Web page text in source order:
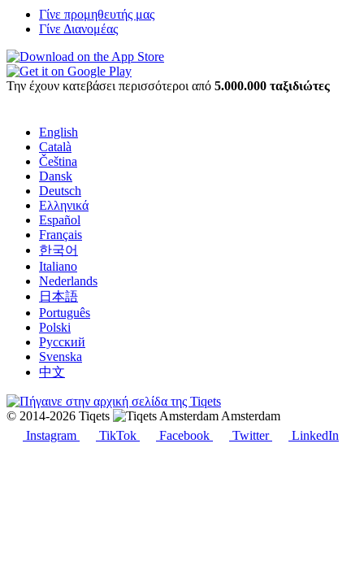
Γίνε προμηθευτής μας
Γίνε Διανομέας
Την έχουν κατεβάσει περισσότεροι από 5.000.000 ταξιδιώτες
English
Català
Čeština
Dansk
Deutsch
Ελληνικά
Español
Français
한국어
Italiano
Nederlands
日本語
Português
Polski
Русский
Svenska
中文
© 2014-2026 Tiqets
Amsterdam
Instagram
TikTok Facebook Twitter LinkedIn